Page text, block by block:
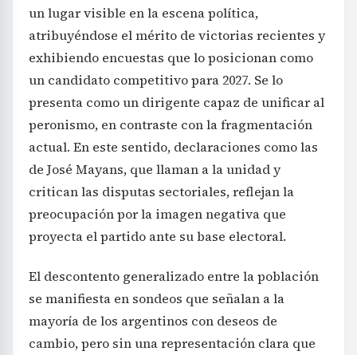
un lugar visible en la escena política,
atribuyéndose el mérito de victorias recientes y
exhibiendo encuestas que lo posicionan como
un candidato competitivo para 2027. Se lo
presenta como un dirigente capaz de unificar al
peronismo, en contraste con la fragmentación
actual. En este sentido, declaraciones como las
de José Mayans, que llaman a la unidad y
critican las disputas sectoriales, reflejan la
preocupación por la imagen negativa que
proyecta el partido ante su base electoral.
El descontento generalizado entre la población
se manifiesta en sondeos que señalan a la
mayoría de los argentinos con deseos de
cambio, pero sin una representación clara que